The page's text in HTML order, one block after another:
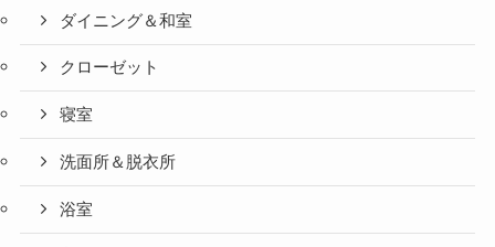
ダイニング＆和室
クローゼット
寝室
洗面所＆脱衣所
浴室